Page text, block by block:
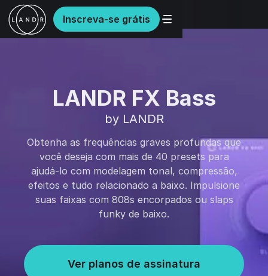
Inscreva-se grátis
LANDR FX Bass
by LANDR
Obtenha as frequências graves profundas que
você deseja com mais de 40 presets para
ajudá-lo com modelagem tonal, compressão,
efeitos e tudo relacionado a baixo. Impulsione
suas faixas com 808s encorpados ou slaps
funky de baixo.
Ver planos de assinatura